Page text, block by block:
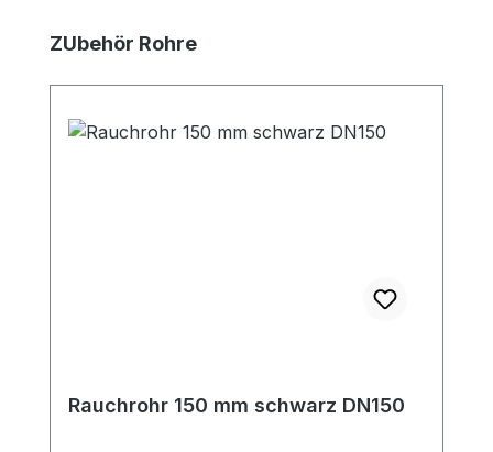
Produktgalerie überspringen
ZUbehör Rohre
Rauchrohr 150 mm schwarz DN150